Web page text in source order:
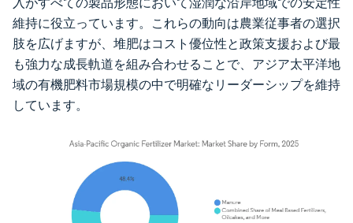
維持に役立っています。これらの動向は農業従事者の選択
肢を広げますが、堆肥はコスト優位性と政策支援および最
も強力な成長軌道を組み合わせることで、アジア太平洋地
域の有機肥料市場規模の中で明確なリーダーシップを維持
しています。